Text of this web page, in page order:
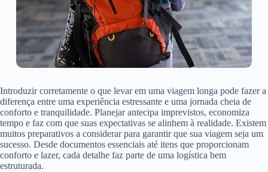
Introduzir corretamente o que levar em uma viagem longa pode fazer a
diferença entre uma experiência estressante e uma jornada cheia de
conforto e tranquilidade. Planejar antecipa imprevistos, economiza
tempo e faz com que suas expectativas se alinhem à realidade. Existem
muitos preparativos a considerar para garantir que sua viagem seja um
sucesso. Desde documentos essenciais até itens que proporcionam
conforto e lazer, cada detalhe faz parte de uma logística bem
estruturada.